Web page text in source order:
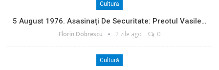
Cultură
5 August 1976. Asasinați De Securitate: Preotul Vasile…
Florin Dobrescu 2 zile ago 0
Cultură